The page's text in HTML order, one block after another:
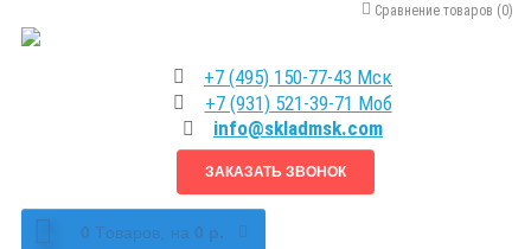
Сравнение товаров (0)
+7 (495) 150-77-43 Мск
+7 (931) 521-39-71 Моб
info@skladmsk.com
ЗАКАЗАТЬ ЗВОНОК
0 Tоваров, на 0 р.